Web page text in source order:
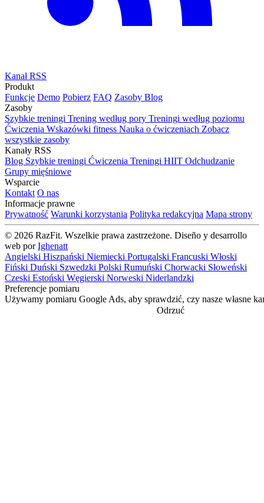
Kanał RSS
Produkt
Funkcje Demo Pobierz FAQ Zasoby Blog
Zasoby
Szybkie treningi Trening według pory Treningi według poziomu
Ćwiczenia Wskazówki fitness Nauka o ćwiczeniach Zobacz
wszystkie zasoby
Kanały RSS
Blog Szybkie treningi Ćwiczenia Treningi HIIT Odchudzanie
Grupy mięśniowe
Wsparcie
Kontakt O nas
Informacje prawne
Prywatność Warunki korzystania Polityka redakcyjna Mapa strony
© 2026 RazFit. Wszelkie prawa zastrzeżone. Diseño y desarrollo
web porIghenatt
Angielski Hiszpański Niemiecki Portugalski Francuski Włoski
Fiński Duński Szwedzki Polski Rumuński Chorwacki Słoweński
Czeski Estoński Węgierski Norweski Niderlandzki
Preferencje pomiaru
Używamy pomiaru Google Ads, aby sprawdzić, czy nasze własne
Odrzuć